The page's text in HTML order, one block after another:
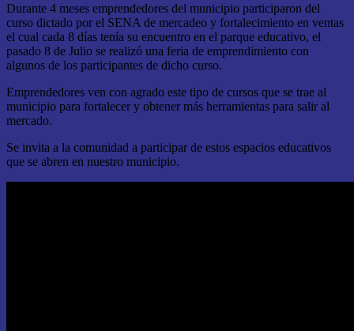
Durante 4 meses emprendedores del municipio participaron del
curso dictado por el SENA de mercadeo y fortalecimiento en ventas
el cual cada 8 días tenía su encuentro en el parque educativo, el
pasado 8 de Julio se realizó una feria de emprendimiento con
algunos de los participantes de dicho curso.
Emprendedores ven con agrado este tipo de cursos que se trae al
municipio para fortalecer y obtener más herramientas para salir al
mercado.
Se invita a la comunidad a participar de estos espacios educativos
que se abren en nuestro municipio.